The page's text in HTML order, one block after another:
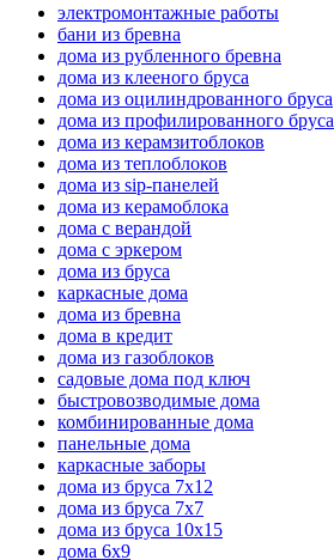
электромонтажные работы
бани из бревна
дома из рубленного бревна
дома из клееного бруса
дома из оцилиндрованного бруса
дома из профилированного бруса
дома из керамзитоблоков
дома из теплоблоков
дома из sip-панелей
дома из керамоблока
дома с верандой
дома с эркером
дома из бруса
каркасные дома
дома из бревна
дома в кредит
дома из газоблоков
садовые дома под ключ
быстровозводимые дома
комбинированные дома
панельные дома
каркасные заборы
дома из бруса 7х12
дома из бруса 7х7
дома из бруса 10х15
дома 6х9